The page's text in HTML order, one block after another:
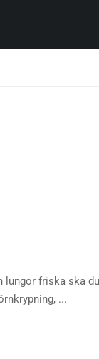
friska ska
...